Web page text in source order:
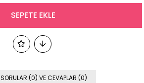
SORULAR (0) VE CEVAPLAR (0)